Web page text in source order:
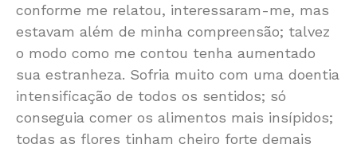
conforme me relatou, interessaram-me, mas
estavam além de minha compreensão; talvez
o modo como me contou tenha aumentado
sua estranheza. Sofria muito com uma doentia
intensificação de todos os sentidos; só
conseguia comer os alimentos mais insípidos;
todas as flores tinham cheiro forte demais